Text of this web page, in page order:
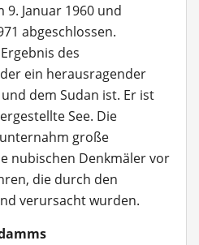
Januar 1960 und
abgeschlossen.
des
ein herausragender
dem Sudan ist. Er ist
See. Die
große
nubischen Denkmäler vor
die durch den
verursacht wurden.